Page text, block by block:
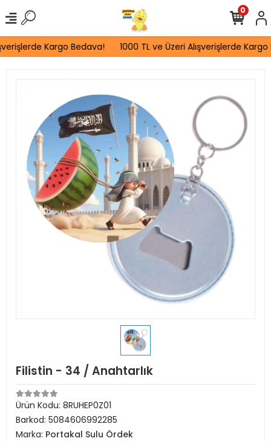
Kargo Bedava! 1000 TL ve Üzeri Alışverişlerde Kargo
0
Filistin - 34 / Anahtarlık
Ürün Kodu: 8RUHEP0Z01
Barkod: 5084606992285
Marka: Portakal Sulu Ördek